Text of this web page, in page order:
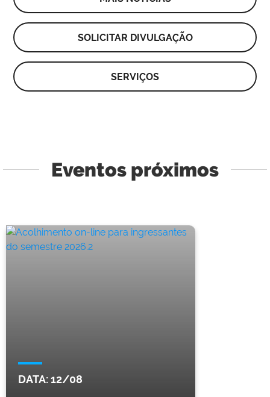
SOLICITAR DIVULGAÇÃO
SERVIÇOS
Eventos próximos
DATA:12/08